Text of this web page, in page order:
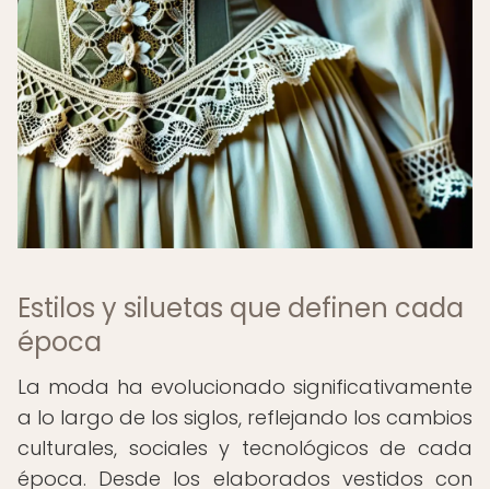
Estilos y siluetas que definen cada
época
La moda ha evolucionado significativamente
a lo largo de los siglos, reflejando los cambios
culturales, sociales y tecnológicos de cada
época. Desde los elaborados vestidos con